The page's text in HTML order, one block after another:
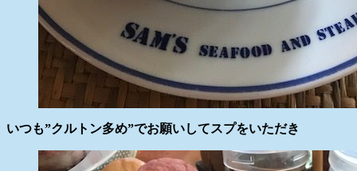
いつも”クルトン多め”でお願いしてスプをいただき